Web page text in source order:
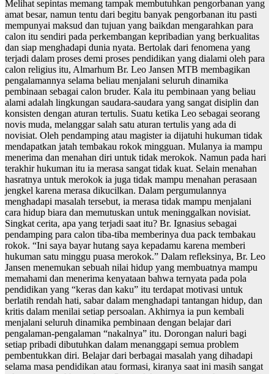
Melihat sepintas memang tampak membutuhkan pengorbanan yang
amat besar, namun tentu dari begitu banyak pengorbanan itu pasti
mempunyai maksud dan tujuan yang baikdan mengarahkan para
calon itu sendiri pada perkembangan kepribadian yang berkualitas
dan siap menghadapi dunia nyata. Bertolak dari fenomena yang
terjadi dalam proses demi proses pendidikan yang dialami oleh para
calon religius itu, Almarhum Br. Leo Jansen MTB membagikan
pengalamannya selama beliau menjalani seluruh dinamika
pembinaan sebagai calon bruder. Kala itu pembinaan yang beliau
alami adalah lingkungan saudara-saudara yang sangat disiplin dan
konsisten dengan aturan tertulis. Suatu ketika Leo sebagai seorang
novis muda, melanggar salah satu aturan tertulis yang ada di
novisiat. Oleh pendamping atau magister ia dijatuhi hukuman tidak
mendapatkan jatah tembakau rokok mingguan. Mulanya ia mampu
menerima dan menahan diri untuk tidak merokok. Namun pada hari
terakhir hukuman itu ia merasa sangat tidak kuat. Selain menahan
hasratnya untuk merokok ia juga tidak mampu menahan perasaan
jengkel karena merasa dikucilkan. Dalam pergumulannya
menghadapi masalah tersebut, ia merasa tidak mampu menjalani
cara hidup biara dan memutuskan untuk meninggalkan novisiat.
Singkat cerita, apa yang terjadi saat itu? Br. Ignasius sebagai
pendamping para calon tiba-tiba memberinya dua pack tembakau
rokok. “Ini saya bayar hutang saya kepadamu karena memberi
hukuman satu minggu puasa merokok.” Dalam refleksinya, Br. Leo
Jansen menemukan sebuah nilai hidup yang membuatnya mampu
memahami dan menerima kenyataan bahwa ternyata pada pola
pendidikan yang “keras dan kaku” itu terdapat motivasi untuk
berlatih rendah hati, sabar dalam menghadapi tantangan hidup, dan
kritis dalam menilai setiap persoalan. Akhirnya ia pun kembali
menjalani seluruh dinamika pembinaan dengan belajar dari
pengalaman-pengalaman “nakalnya” itu. Dorongan naluri bagi
setiap pribadi dibutuhkan dalam menanggapi semua problem
pembentukkan diri. Belajar dari berbagai masalah yang dihadapi
selama masa pendidikan atau formasi, kiranya saat ini masih sangat